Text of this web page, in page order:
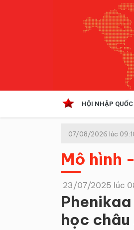
HỘI NHẬP QUỐC
Kinh tế hội nhập
Doanh nghiệp
07/08/2026 lúc
Mô hình
23/07/2025 lúc
học châu